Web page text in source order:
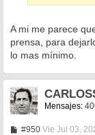
e
A mi me parece
prensa, para
lo mas mínimo.
Mensajes:
#950MVie Jul 03,